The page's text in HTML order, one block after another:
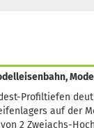
Profiltiefen
auf der
2 Zweiachs-